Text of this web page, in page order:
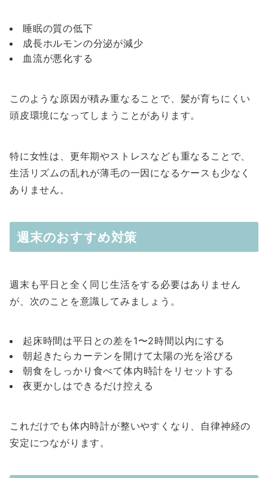
睡眠の質の低下
成長ホルモンの分泌が減少
血流が悪化する
このような原因が積み重なることで、髪が育ちにくい
頭皮環境になってしまうことがあります。
特に女性は、更年期やストレスなども重なることで、
生活リズムの乱れが薄毛の一因になるケースも少なく
ありません。
週末のおすすめ対策
週末も平日と全く同じ生活をする必要はありません
が、次のことを意識してみましょう。
起床時間は平日との差を1〜2時間以内にする
朝起きたらカーテンを開けて太陽の光を浴びる
朝食をしっかり食べて体内時計をリセットする
夜更かしはできるだけ控える
これだけでも体内時計が整いやすくなり、自律神経の
安定につながります。